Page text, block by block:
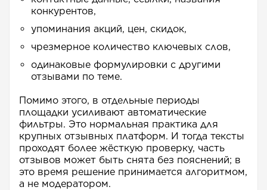
конкурентов,
упоминания акций, цен, скидок,
чрезмерное количество ключевых слов,
одинаковые формулировки с другими
отзывами по теме.
Помимо этого, в отдельные периоды
площадки усиливают автоматические
фильтры. Это нормальная практика для
крупных отзывных платформ. И тогда тексты
проходят более жёсткую проверку, часть
отзывов может быть снята без пояснений; в
это время решение принимается алгоритмом,
а не модератором.